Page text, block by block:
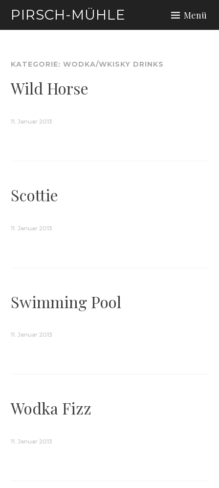
InhaltPIRSCH-MÜHLE Menü
KATEGORIE:WODKA/WKISKY DRINKS
Wild Horse
11. Januar 2013
Scottie
11. Januar 2013
Swimming Pool
11. Januar 2013
Wodka Fizz
11. Januar 2013